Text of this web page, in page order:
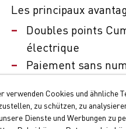
Les principaux
Doubles points
électrique
Paiement sans
Demander maintenant
verwenden Cookies und ähnliche
zu schützen, zu
Dienste und Werbungen zu